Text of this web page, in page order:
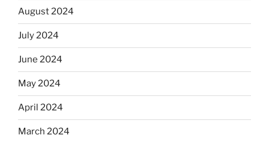
August 2024
July 2024
June 2024
May 2024
April 2024
March 2024